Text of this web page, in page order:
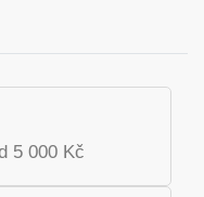
5 000 Kč